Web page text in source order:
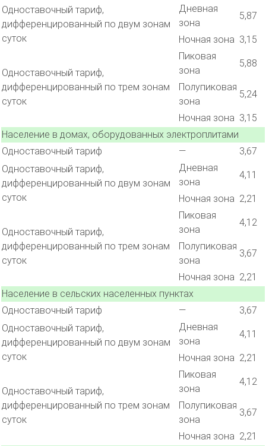
Одноставочный тариф,
дифференцированный по двум зонам
суток
Дневная
зона
5,87
Ночная зона 3,15
Одноставочный тариф,
дифференцированный по трем зонам
суток
Пиковая
зона
5,88
Полупиковая
зона
5,24
Ночная зона 3,15
Население в домах, оборудованных электроплитами
Одноставочный тариф
—
3,67
Одноставочный тариф,
дифференцированный по двум зонам
суток
Дневная
зона
4,11
Ночная зона 2,21
Одноставочный тариф,
дифференцированный по трем зонам
суток
Пиковая
зона
4,12
Полупиковая
зона
3,67
Ночная зона 2,21
Население в сельских населенных пунктах
Одноставочный тариф
—
3,67
Одноставочный тариф,
дифференцированный по двум зонам
суток
Дневная
зона
4,11
Ночная зона 2,21
Одноставочный тариф,
дифференцированный по трем зонам
суток
Пиковая
зона
4,12
Полупиковая
зона
3,67
Ночная зона 2,21